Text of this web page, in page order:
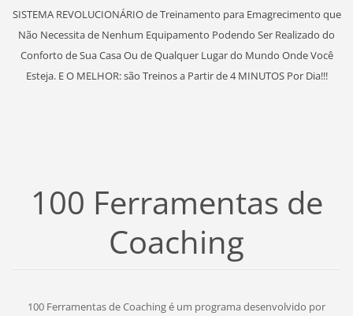
SISTEMA REVOLUCIONÁRIO de Treinamento para Emagrecimento que
Não Necessita de Nenhum Equipamento Podendo Ser Realizado do
Conforto de Sua Casa Ou de Qualquer Lugar do Mundo Onde Você
Esteja. E O MELHOR: são Treinos a Partir de 4 MINUTOS Por Dia!!!
100 Ferramentas de
Coaching
100 Ferramentas de Coaching é um programa desenvolvido por